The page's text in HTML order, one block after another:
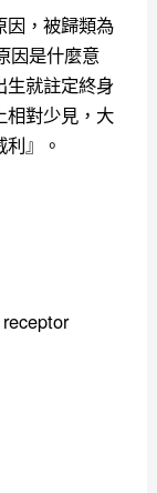
因，被歸類為
因是什麼意
生就註定終身
相對少見，大
』。